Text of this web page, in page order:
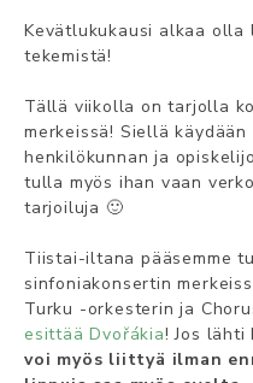
Kevätlukukausi alkaa
tekemistä!
Tällä viikolla on tarjolla
merkeissä! Siellä käydään
henkilökunnan ja
tulla myös ihan vaan
tarjoiluja 🙂
Tiistai-iltana pääsemme
sinfoniakonsertin
Turku -orkesterin ja
esittää Dvořákia! Jos
voi myös liittyä ilman